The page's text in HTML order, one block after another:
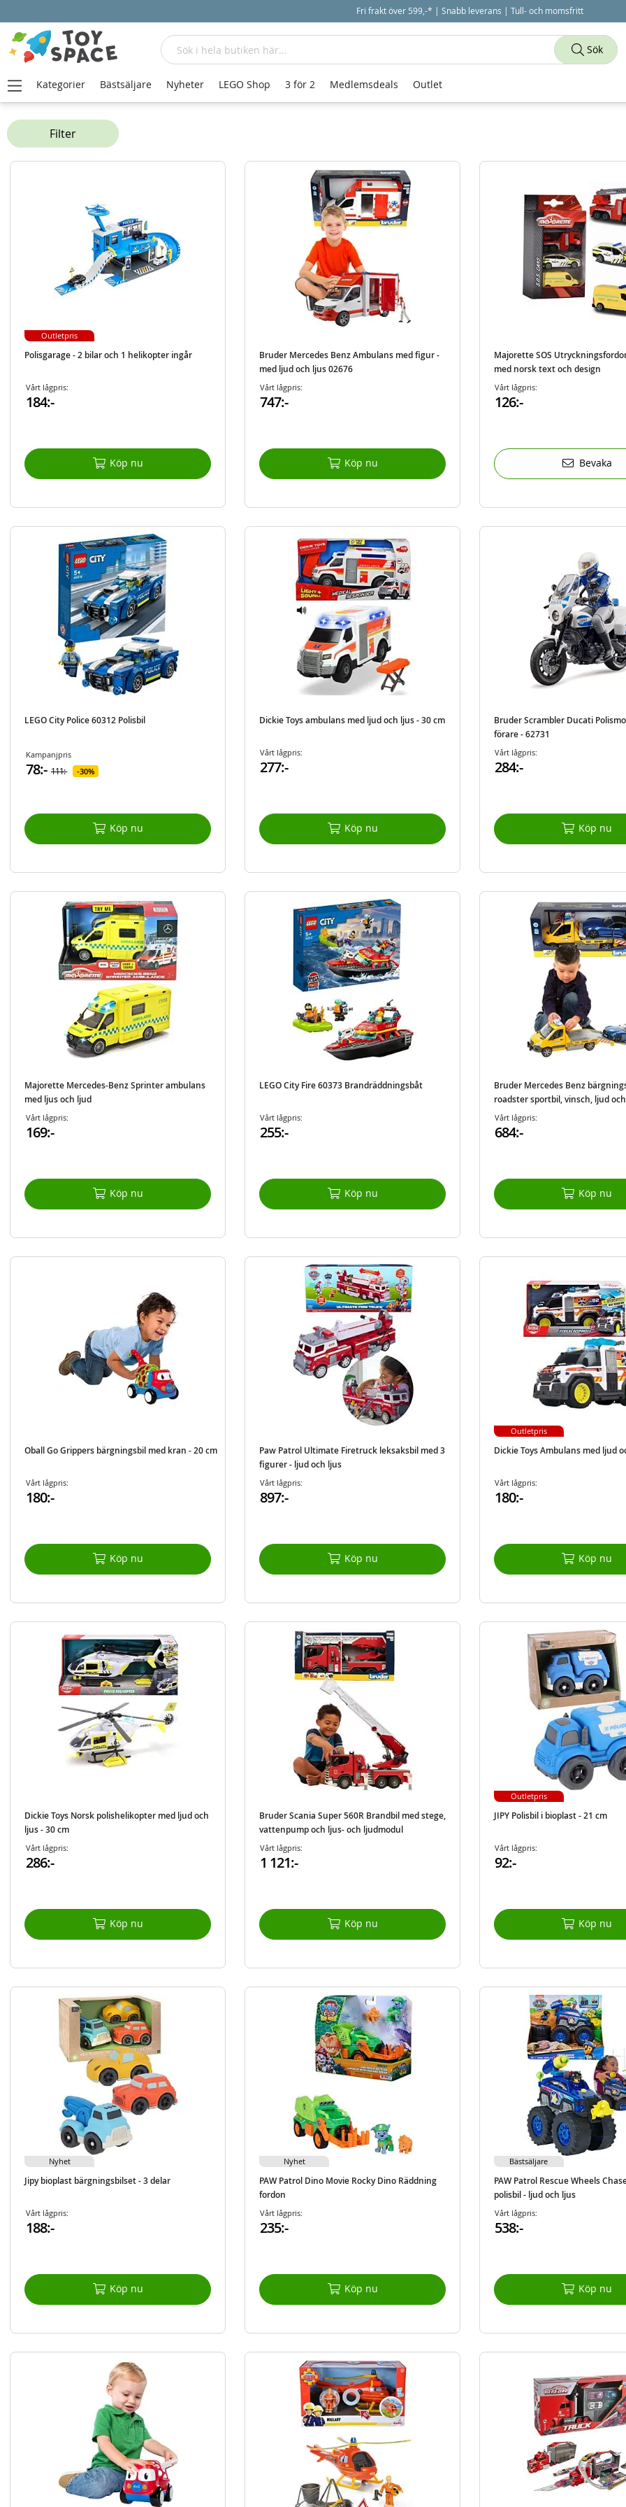
Fri frakt över 599,-* | Snabb leverans | Tull- och momsfritt
Hem Leksaksbilar och fordon Utryckningsfordon
Filter
Polisgarage - 2 bilar och 1 helikopter ingår
Vårt lågpris:
184:-
Köp nu
Outletpris
Bruder Mercedes Benz Ambulans med figur -
med ljud och ljus 02676
Vårt lågpris:
747:-
Köp nu
Majorette SOS
med norsk text och design
Vårt lågpris:
126:-
Bevaka
LEGO City Police 60312 Polisbil
Kampanjpris
78:- 111:- 30%
Köp nu
Dickie Toys ambulans med ljud och ljus - 30 cm
Vårt lågpris:
277:-
Köp nu
Bruder Scrambler Ducati
förare - 62731
Vårt lågpris:
284:-
Köp nu
Majorette Mercedes-Benz Sprinter ambulans
med ljus och ljud
Vårt lågpris:
169:-
Köp nu
LEGO City Fire 60373 Brandräddningsbåt
Vårt lågpris:
255:-
Köp nu
Bruder Mercedes Benz
roadster sportbil, vinsch, ljud
Vårt lågpris:
684:-
Köp nu
Oball Go Grippers bärgningsbil med kran - 20 cm
Vårt lågpris:
180:-
Köp nu
Paw Patrol Ultimate Firetruck leksaksbil med 3
figurer - ljud och ljus
Vårt lågpris:
897:-
Köp nu
Dickie Toys Ambulans med ljud
Vårt lågpris:
180:-
Köp nu
Outletpris
Dickie Toys Norsk polishelikopter med ljud och
ljus - 30 cm
Vårt lågpris:
286:-
Köp nu
Bruder Scania Super 560R Brandbil med stege,
vattenpump och ljus- och ljudmodul
Vårt lågpris:
1 121:-
Köp nu
JIPY Polisbil i bioplast - 21 cm
Vårt lågpris:
92:-
Köp nu
Outletpris
Jipy bioplast bärgningsbilset - 3 delar
Vårt lågpris:
188:-
Köp nu
Nyhet
PAW Patrol Dino Movie Rocky Dino Räddning
fordon
Vårt lågpris:
235:-
Köp nu
Nyhet
PAW Patrol Rescue Wheels
polisbil - ljud och ljus
Vårt lågpris:
538:-
Köp nu
Bästsäljare
Sök
Sök
Kategorier Bästsäljare Nyheter LEGO Shop 3 för 2 Medlemsdeals Outlet